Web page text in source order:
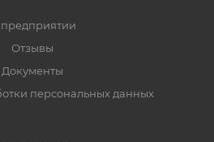
Отзывы
Документы
персональных данных